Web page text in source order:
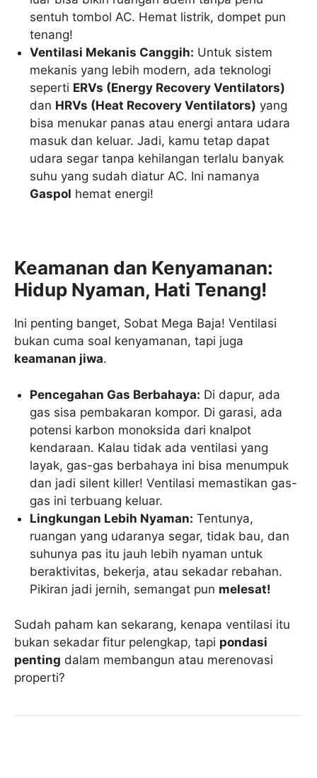
sentuh tombol AC. Hemat listrik, dompet pun
tenang!
Ventilasi Mekanis Canggih: Untuk sistem
mekanis yang lebih modern, ada teknologi
seperti ERVs (Energy Recovery Ventilators)
dan HRVs (Heat Recovery Ventilators) yang
bisa menukar panas atau energi antara udara
masuk dan keluar. Jadi, kamu tetap dapat
udara segar tanpa kehilangan terlalu banyak
suhu yang sudah diatur AC. Ini namanya
Gaspol hemat energi!
Keamanan dan Kenyamanan:
Hidup Nyaman, Hati Tenang!
Ini penting banget, Sobat Mega Baja! Ventilasi
bukan cuma soal kenyamanan, tapi juga
keamanan jiwa.
Pencegahan Gas Berbahaya: Di dapur, ada
gas sisa pembakaran kompor. Di garasi, ada
potensi karbon monoksida dari knalpot
kendaraan. Kalau tidak ada ventilasi yang
layak, gas-gas berbahaya ini bisa menumpuk
dan jadi silent killer! Ventilasi memastikan gas-
gas ini terbuang keluar.
Lingkungan Lebih Nyaman: Tentunya,
ruangan yang udaranya segar, tidak bau, dan
suhunya pas itu jauh lebih nyaman untuk
beraktivitas, bekerja, atau sekadar rebahan.
Pikiran jadi jernih, semangat pun melesat!
Sudah paham kan sekarang, kenapa ventilasi itu
bukan sekadar fitur pelengkap, tapi pondasi
penting dalam membangun atau merenovasi
properti?